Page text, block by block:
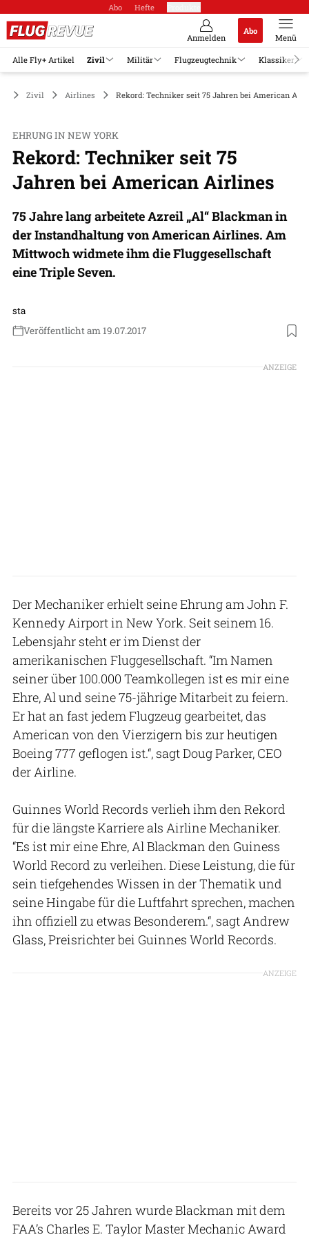
Abo Hefte
Anmelden
Abo
Menü
Alle Fly+ Artikel Zivil Militär Flugzeugtechnik Klassiker
Zivil Airlines Rekord: Techniker seit 75 Jahren bei American
EHRUNG IN NEW YORK
Rekord: Techniker seit 75
Jahren bei American Airlines
75 Jahre lang arbeitete Azreil „Al“ Blackman in
der Instandhaltung von American Airlines. Am
Mittwoch widmete ihm die Fluggesellschaft
eine Triple Seven.
sta
Veröffentlicht am 19.07.2017
ANZEIGE
Der Mechaniker erhielt seine Ehrung am John F.
Kennedy Airport in New York. Seit seinem 16.
Lebensjahr steht er im Dienst der
amerikanischen Fluggesellschaft. “Im Namen
seiner über 100.000 Teamkollegen ist es mir eine
Ehre, Al und seine 75-jährige Mitarbeit zu feiern.
Er hat an fast jedem Flugzeug gearbeitet, das
American von den Vierzigern bis zur heutigen
Boeing 777 geflogen ist.“, sagt Doug Parker, CEO
der Airline.
Guinnes World Records verlieh ihm den Rekord
für die längste Karriere als Airline Mechaniker.
“Es ist mir eine Ehre, Al Blackman den Guiness
World Record zu verleihen. Diese Leistung, die für
sein tiefgehendes Wissen in der Thematik und
seine Hingabe für die Luftfahrt sprechen, machen
ihn offiziell zu etwas Besonderem.“, sagt Andrew
Glass, Preisrichter bei Guinnes World Records.
ANZEIGE
Bereits vor 25 Jahren wurde Blackman mit dem
FAA’s Charles E. Taylor Master Mechanic Award